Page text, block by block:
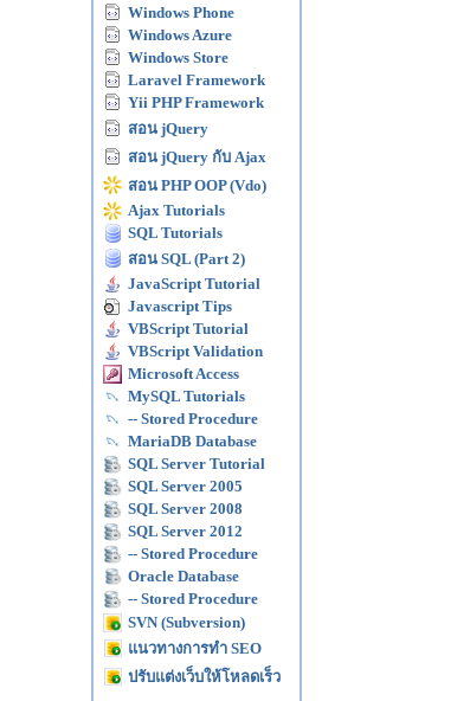
Windows Phone
Windows Azure
Windows Store
Laravel Framework
Yii PHP Framework
สอน jQuery
สอน jQuery กับ Ajax
สอน PHP OOP (Vdo)
Ajax Tutorials
SQL Tutorials
สอน SQL (Part 2)
JavaScript Tutorial
Javascript Tips
VBScript Tutorial
VBScript Validation
Microsoft Access
MySQL Tutorials
-- Stored Procedure
MariaDB Database
SQL Server Tutorial
SQL Server 2005
SQL Server 2008
SQL Server 2012
-- Stored Procedure
Oracle Database
-- Stored Procedure
SVN (Subversion)
แนวทางการทำ SEO
ปรับแต่งเว็บให้โหลดเร็ว